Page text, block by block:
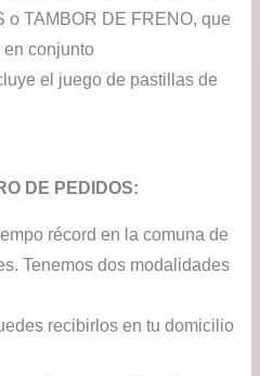
o TAMBOR DE FRENO, que
conjunto
el juego de pastillas de
DE PEDIDOS:
récord en la comuna de
Tenemos dos modalidades
recibirlos en tu domicilio